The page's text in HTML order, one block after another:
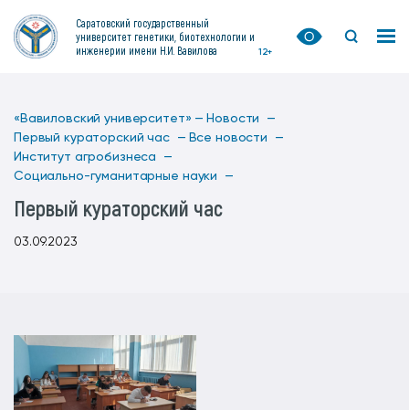
Саратовский государственный
университет генетики, биотехнологии и
инженерии имени Н.И. Вавилова
12+
«Вавиловский университет» — Новости —
Первый кураторский час — Все новости —
Институт агробизнеса —
Социально-гуманитарные науки —
Первый кураторский час
03.09.2023